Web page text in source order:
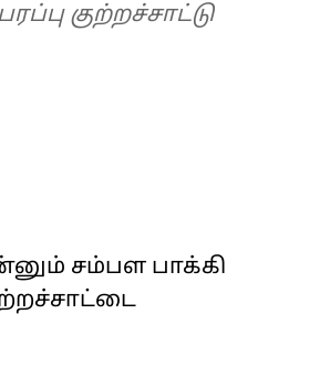
குற்றச்சாட்டு
சம்பள பாக்கி